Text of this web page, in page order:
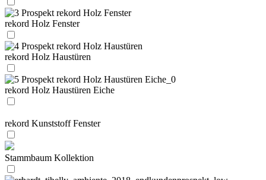
rekord Holz Fenster
rekord Holz Haustüren
rekord Holz Haustüren Eiche
rekord Kunststoff Fenster
Stammbaum Kollektion